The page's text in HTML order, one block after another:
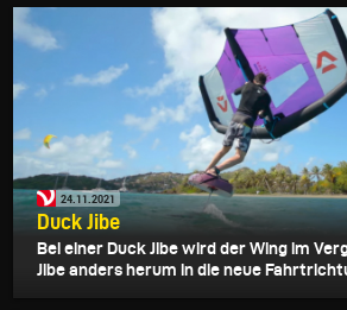
24.11.2021
Duck Jibe
Bei einer Duck Jibe wird der Wing im
Jibe anders herum in die neue